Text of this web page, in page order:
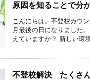
原因を知ることで分
こんにちは。不登校カウ
月最後の日になりました
えていますか？ 新しい環
不登校解決 たくさ